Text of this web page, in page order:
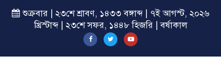
শুক্রবার | ২৩শে শ্রাবণ, ১৪৩৩ বঙ্গাব্দ | ৭ই আগস্ট, ২০২৬
খ্রিস্টাব্দ | ২৩শে সফর, ১৪৪৮ হিজরি | বর্ষাকাল